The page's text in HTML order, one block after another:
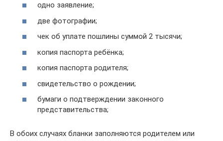
одно заявление;
две фотографии;
чек об уплате пошлины суммой 2 тысячи;
копия паспорта ребёнка;
копия паспорта родителя;
свидетельство о рождении;
бумаги о подтверждении законного
представительства;
В обоих случаях бланки заполняются родителем или